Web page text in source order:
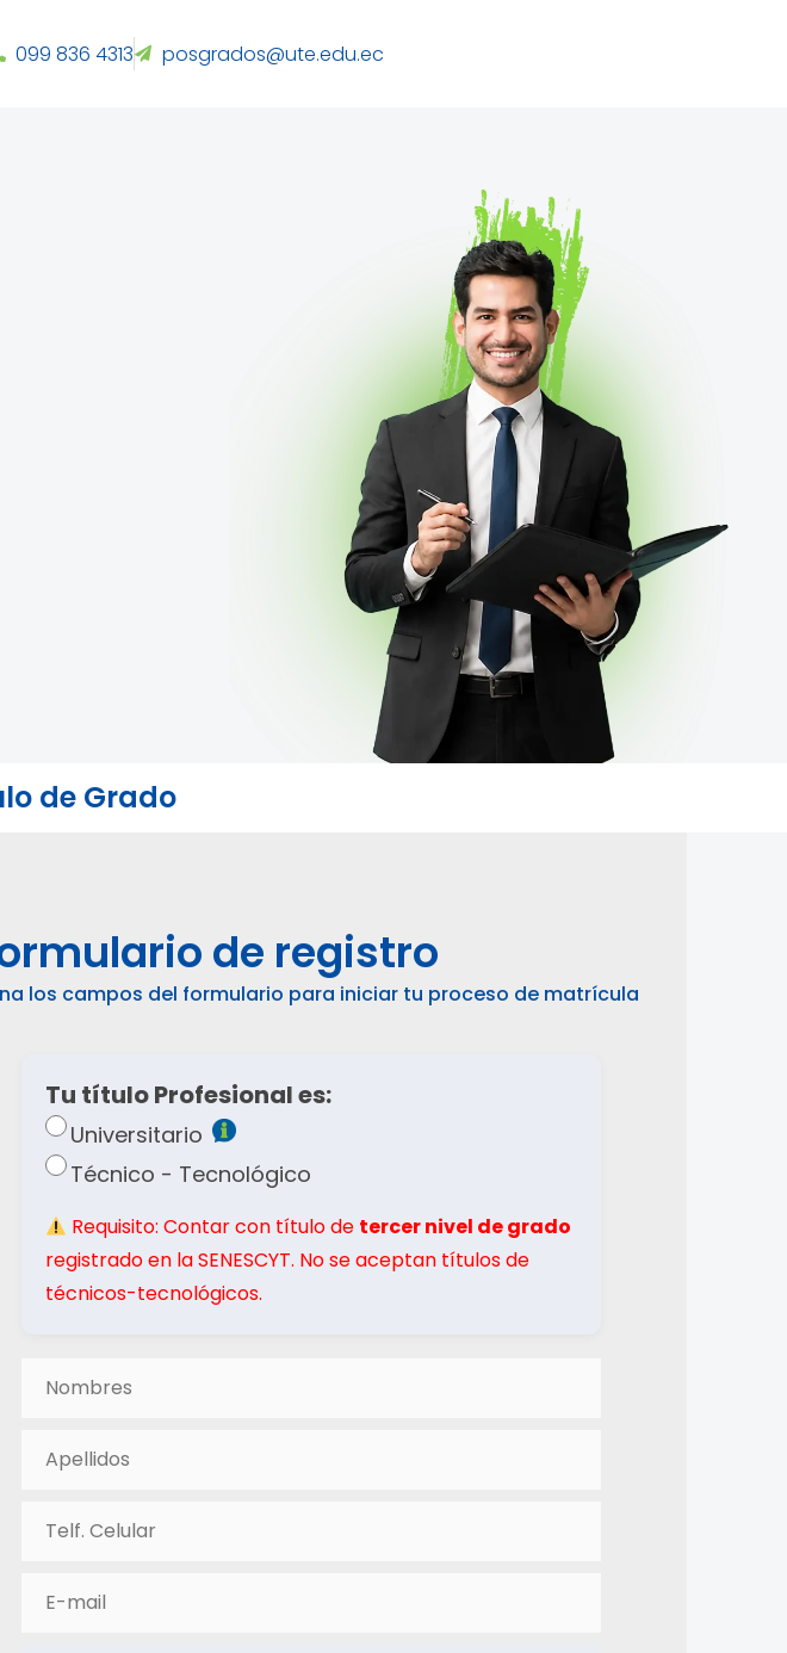
099 836 4313 posgrados@ute.edu.ec
de Grado
de registro
los campos del formulario para iniciar tu proceso de matrícula
Tu título Profesional es:
Universitario
Técnico - Tecnológico
Requisito: Contar con título de tercer nivel de grado
registrado en la SENESCYT. No se aceptan títulos de
técnicos-tecnológicos.